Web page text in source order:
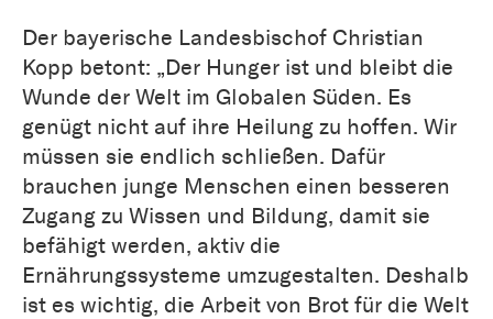
Der bayerische Landesbischof Christian
Kopp betont: „Der Hunger ist und bleibt die
Wunde der Welt im Globalen Süden. Es
genügt nicht auf ihre Heilung zu hoffen. Wir
müssen sie endlich schließen. Dafür
brauchen junge Menschen einen besseren
Zugang zu Wissen und Bildung, damit sie
befähigt werden, aktiv die
Ernährungssysteme umzugestalten. Deshalb
ist es wichtig, die Arbeit von Brot für die Welt